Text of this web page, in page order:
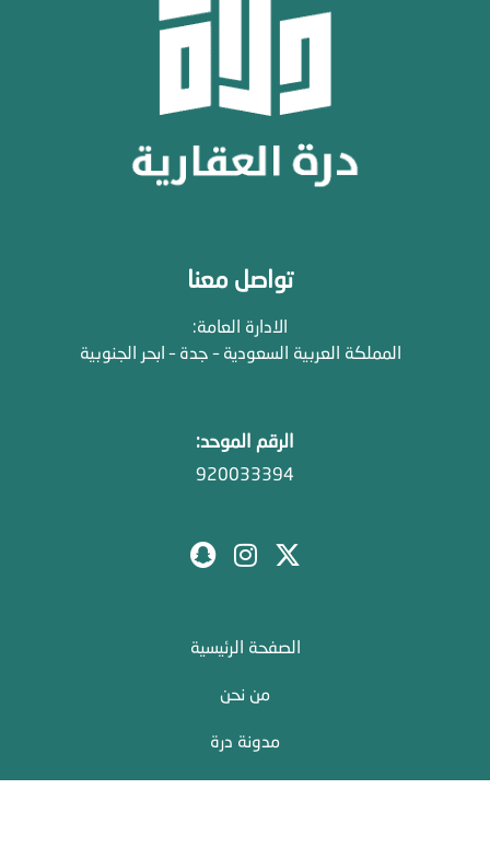
تواصل معنا
الادارة العامة:
المملكة العربية السعودية – جدة – ابحر الجنوبية
الرقم الموحد:
920033394
الصفحة الرئيسية
من نحن
مدونة درة
الخريطة